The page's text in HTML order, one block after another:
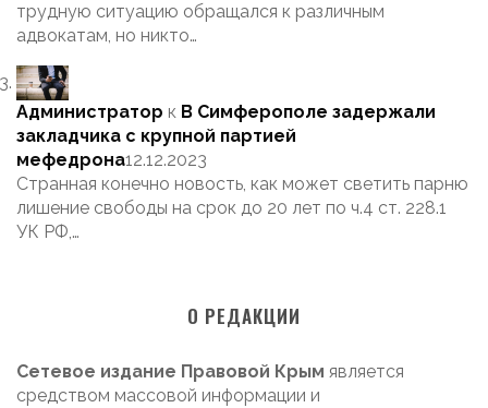
трудную ситуацию обращался к различным
адвокатам, но никто…
Администратор к В Симферополе задержали
закладчика с крупной партией
мефедрона12.12.2023
Странная конечно новость, как может светить парню
лишение свободы на срок до 20 лет по ч.4 ст. 228.1
УК РФ,…
О РЕДАКЦИИ
Сетевое издание Правовой Крым является
средством массовой информации и